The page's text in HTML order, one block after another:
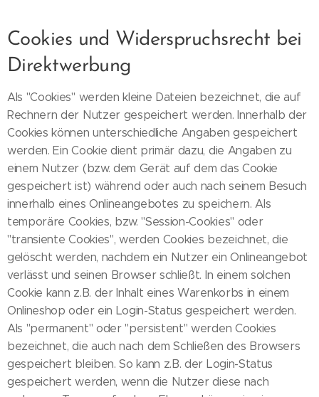
Cookies und Widerspruchsrecht bei
Direktwerbung
Als "Cookies" werden kleine Dateien bezeichnet, die auf
Rechnern der Nutzer gespeichert werden. Innerhalb der
Cookies können unterschiedliche Angaben gespeichert
werden. Ein Cookie dient primär dazu, die Angaben zu
einem Nutzer (bzw. dem Gerät auf dem das Cookie
gespeichert ist) während oder auch nach seinem Besuch
innerhalb eines Onlineangebotes zu speichern. Als
temporäre Cookies, bzw. "Session-Cookies" oder
"transiente Cookies", werden Cookies bezeichnet, die
gelöscht werden, nachdem ein Nutzer ein Onlineangebot
verlässt und seinen Browser schließt. In einem solchen
Cookie kann z.B. der Inhalt eines Warenkorbs in einem
Onlineshop oder ein Login-Status gespeichert werden.
Als "permanent" oder "persistent" werden Cookies
bezeichnet, die auch nach dem Schließen des Browsers
gespeichert bleiben. So kann z.B. der Login-Status
gespeichert werden, wenn die Nutzer diese nach